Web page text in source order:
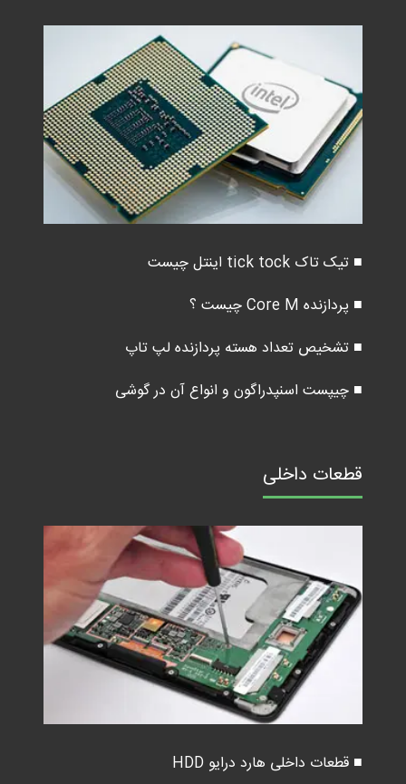
■ تیک تاک tick tock اینتل چیست
■ پردازنده Core M چیست ؟
■ تشخیص تعداد هسته پردازنده لپ تاپ
■ چیپست اسنپدراگون و انواع آن در گوشی
قطعات داخلی
■ قطعات داخلی هارد درایو HDD